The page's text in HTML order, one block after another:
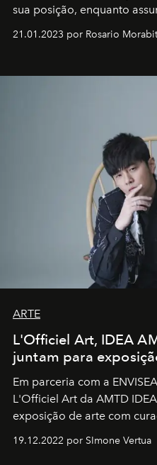
sua posição, enquanto
21.01.2023 por Rosario
ARTE
L'Officiel Art, IDEA
juntam para
Em parceria com a
L'Officiel Art da AMTD IDEA
exposição de arte com
19.12.2022 por SImone Vertua